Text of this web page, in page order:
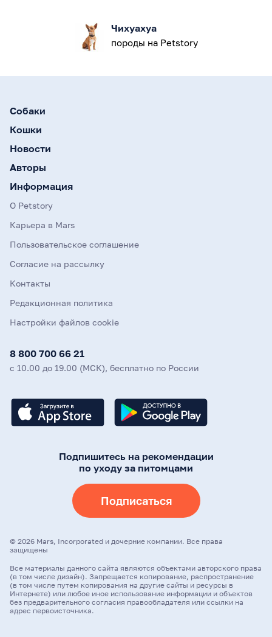
Чихуахуа
породы на Petstory
Собаки
Кошки
Новости
Авторы
Информация
О Petstory
Карьера в Mars
Пользовательское соглашение
Согласие на рассылку
Контакты
Редакционная политика
Настройки файлов cookie
8 800 700 66 21
с 10.00 до 19.00 (МСК), бесплатно по России
Подпишитесь на рекомендации
по уходу за питомцами
Подписаться
© 2026 Mars, Incorporated и дочерние компании. Все права
защищены
Все материалы данного сайта являются объектами авторского права
(в том числе дизайн). Запрещается копирование, распространение
(в том числе путем копирования на другие сайты и ресурсы в
Интернете) или любое иное использование информации и объектов
без предварительного согласия правообладателя или ссылки на
адрес первоисточника.